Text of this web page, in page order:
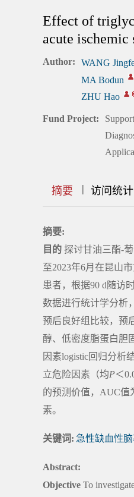
Effect of
acute ischemic
Author: WANG
MA Bodun
ZHU Hao
Fund Project:
摘要 || 访问统计
摘要:
目的 探讨甘油三酯-
至2023年6月在昆山
患者，根据90 d随访
数据进行统计学分析
预后良好组比较，预
醇、低密度脂蛋白胆
因素logistic回归分析
立危险因素（均P＜
的预测价值，AUC值
素。
关键词: 急性缺血性
Abstract:
Objective To